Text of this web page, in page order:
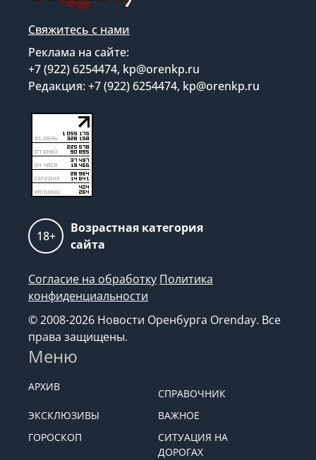
Свяжитесь с нами
Реклама на сайте:
+7 (922) 6254474, kp@orenkp.ru
Редакция: +7 (922) 6254474, kp@orenkp.ru
18+
Возрастная категория
сайта
Согласие на обработку Политика
конфиденциальности
© 2008-2026 Новости Оренбурга Orenday. Все
права защищены.
Меню
АРХИВ
СПРАВОЧНИК
ЭКСКЛЮЗИВЫ
ВАЖНОЕ
ГОРОСКОП
СИТУАЦИЯ НА
ДОРОГАХ